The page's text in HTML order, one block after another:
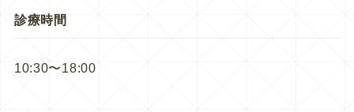
診療時間
10:30〜18:00